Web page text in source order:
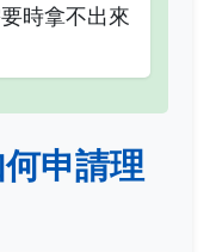
時拿不出來
申請理